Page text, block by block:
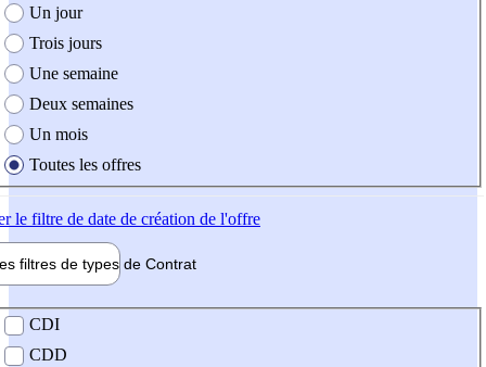
création de l'offre
Un jour
Trois jours
Une semaine
Deux semaines
Un mois
Toutes les offres
le filtre de date de création de l'offre
filtres de types de Contrat
contrat
CDI
CDD